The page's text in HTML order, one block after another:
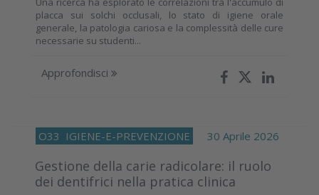
placca sui solchi occlusali, lo stato di igiene orale
generale, la patologia cariosa e la complessità delle cure
necessarie su studenti...
Approfondisci
O33 IGIENE-E-PREVENZIONE 30 Aprile 2026
Gestione della carie radicolare: il ruolo
dei dentifrici nella pratica clinica